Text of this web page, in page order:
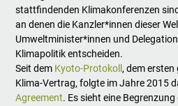
stattfindenden Klimakonferenzen
an denen die Kanzler*innen dieser
Umweltminister*innen und
Klimapolitik entscheiden.
Seit dem Kyoto-Protokoll, dem
Klima-Vertrag, folgte im Jahre 2015
Agreement. Es sieht eine